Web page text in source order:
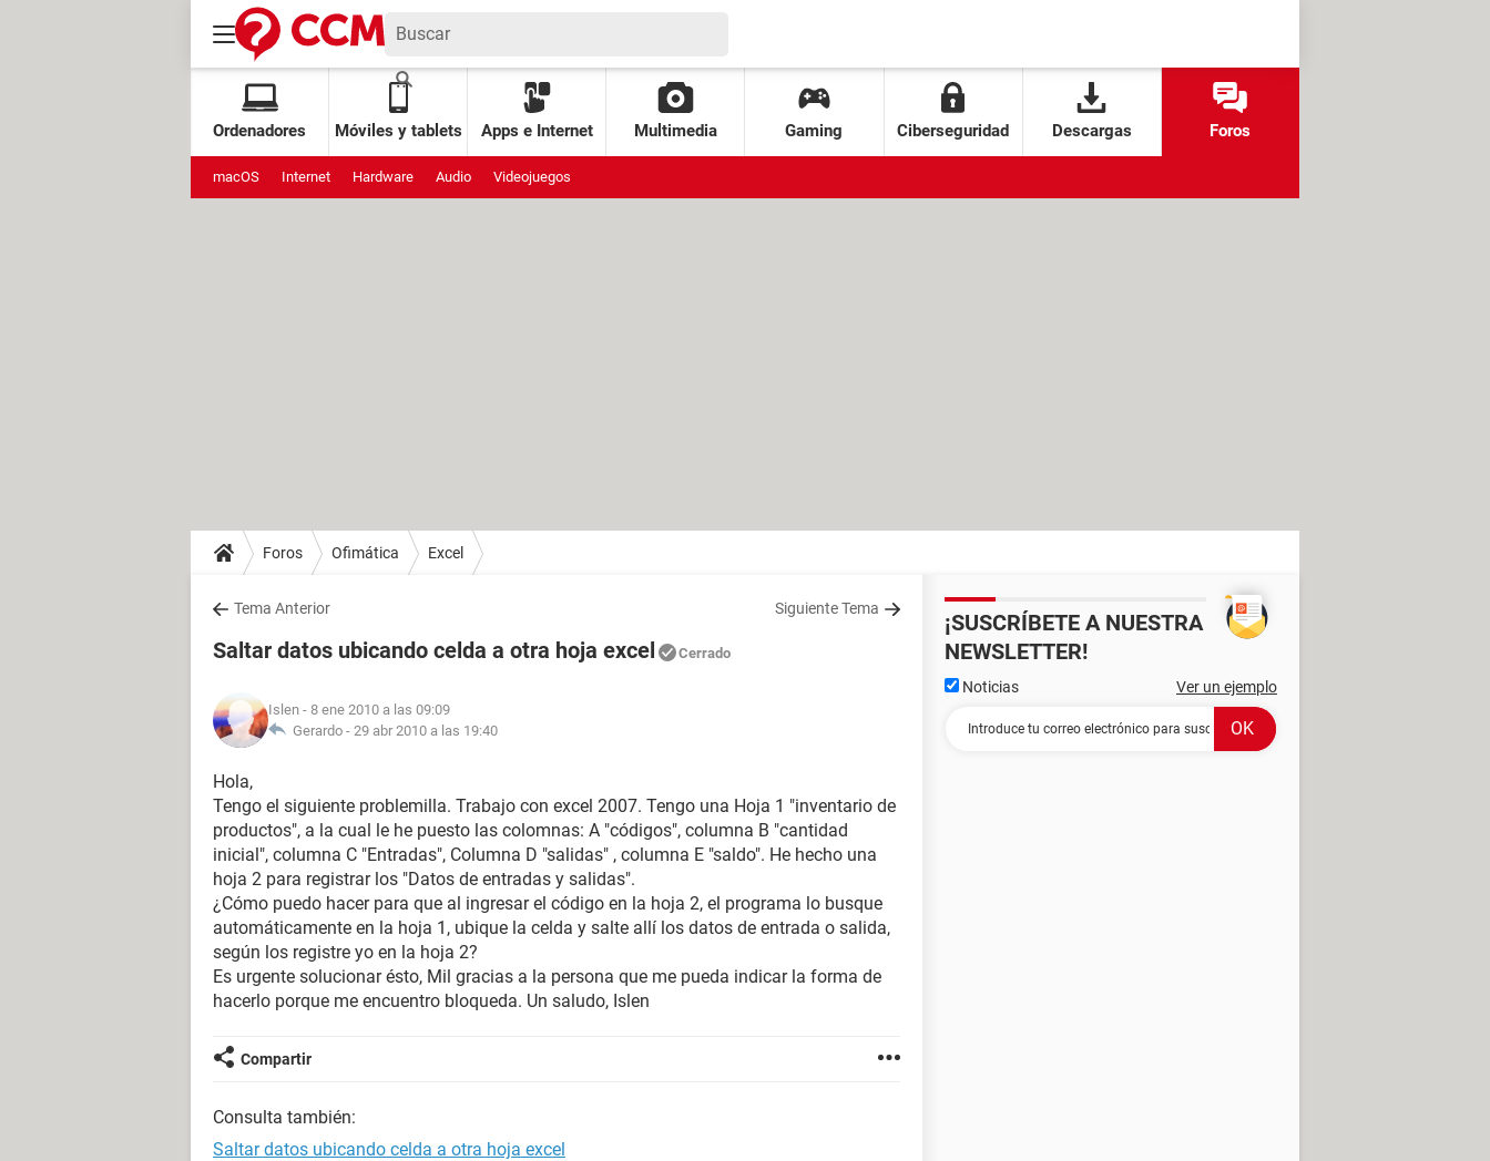
Ordenadores Móviles y tablets Apps e Internet Multimedia Gaming Ciberseguridad Descargas Foros
macOS Internet Hardware Audio Videojuegos
Foros Ofimática Excel
Tema Anterior Siguiente Tema
Saltar datos ubicando celda a otra hoja excel Cerrado
Islen - 8 ene 2010 a las 09:09
Gerardo - 29 abr 2010 a las 19:40
Hola,
Tengo el siguiente problemilla. Trabajo con excel 2007. Tengo una Hoja 1 "inventario de
productos", a la cual le he puesto las colomnas: A "códigos", columna B "cantidad
inicial", columna C "Entradas", Columna D "salidas" , columna E "saldo". He hecho una
hoja 2 para registrar los "Datos de entradas y salidas".
¿Cómo puedo hacer para que al ingresar el código en la hoja 2, el programa lo busque
automáticamente en la hoja 1, ubique la celda y salte allí los datos de entrada o salida,
según los registre yo en la hoja 2?
Es urgente solucionar ésto, Mil gracias a la persona que me pueda indicar la forma de
hacerlo porque me encuentro bloqueda. Un saludo, Islen
Compartir
Consulta también:
Saltar datos ubicando celda a otra hoja excel
¡SUSCRÍBETE A NUESTRA
NEWSLETTER!
Noticias Ver un ejemplo